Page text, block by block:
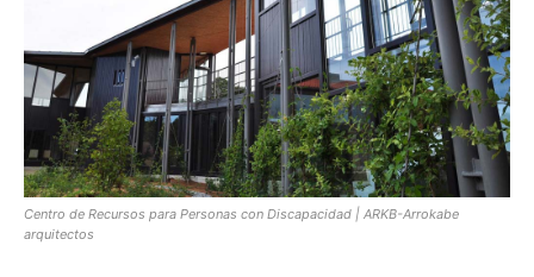
Centro de Recursos para Personas con Discapacidad | ARKB-Arrokabe
arquitectos